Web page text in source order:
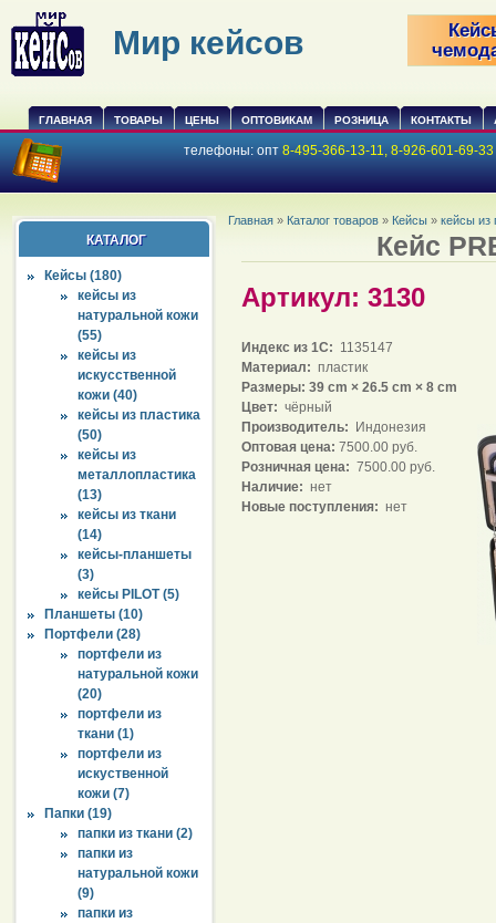
Мир кейсов
ГЛАВНАЯ ТОВАРЫ ЦЕНЫ ОПТОВИКАМ РОЗНИЦА КОНТАКТЫ
телефоны: опт 8-495-366-13-11, 8-926-601-69-33
КАТАЛОГ
Кейсы (180)
кейсы из
натуральной кожи
(55)
кейсы из
искусственной
кожи (40)
кейсы из пластика
(50)
кейсы из
металлопластика
(13)
кейсы из ткани
(14)
кейсы-планшеты
(3)
кейсы PILOT (5)
Планшеты (10)
Портфели (28)
портфели из
натуральной кожи
(20)
портфели из
ткани (1)
портфели из
искуственной
кожи (7)
Папки (19)
папки из ткани (2)
папки из
натуральной кожи
(9)
папки из
Главная » Каталог товаров » Кейсы »кейсы из
Кейс
Артикул: 3130
Индекс из 1С: 1135147
Материал: пластик
Размеры: 39 cm × 26.5 cm × 8 cm
Цвет: чёрный
Производитель: Индонезия
Оптовая цена: 7500.00 руб.
Розничная цена: 7500.00 руб.
Наличие: нет
Новые поступления: нет